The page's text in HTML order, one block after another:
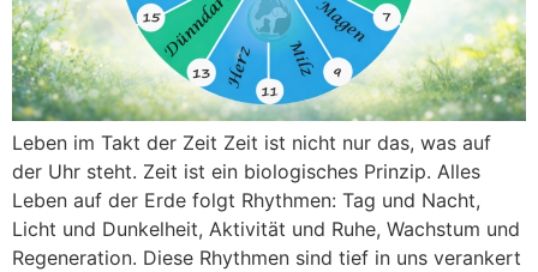
Leben im Takt der Zeit Zeit ist nicht nur das, was auf
der Uhr steht. Zeit ist ein biologisches Prinzip. Alles
Leben auf der Erde folgt Rhythmen: Tag und Nacht,
Licht und Dunkelheit, Aktivität und Ruhe, Wachstum und
Regeneration. Diese Rhythmen sind tief in uns verankert